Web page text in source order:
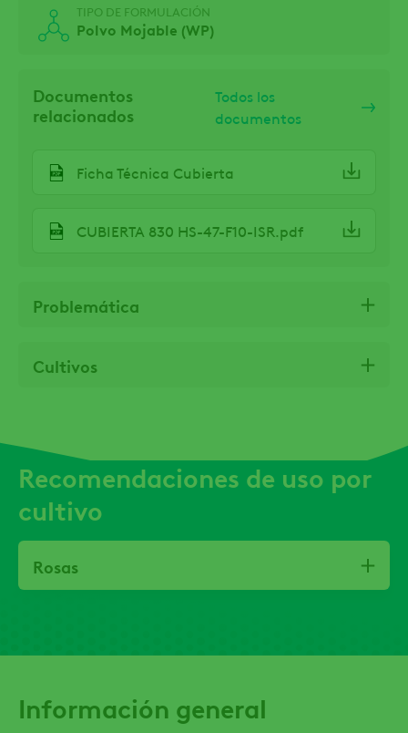
Información general
TIPO DE FORMULACIÓN
Polvo Mojable (WP)
Documentos
relacionados
Todos los
documentos
Ficha Técnica Cubierta
CUBIERTA 830 HS-47-F10-ISR.pdf
Problemática
Cultivos
Recomendaciones de uso por
cultivo
Rosas